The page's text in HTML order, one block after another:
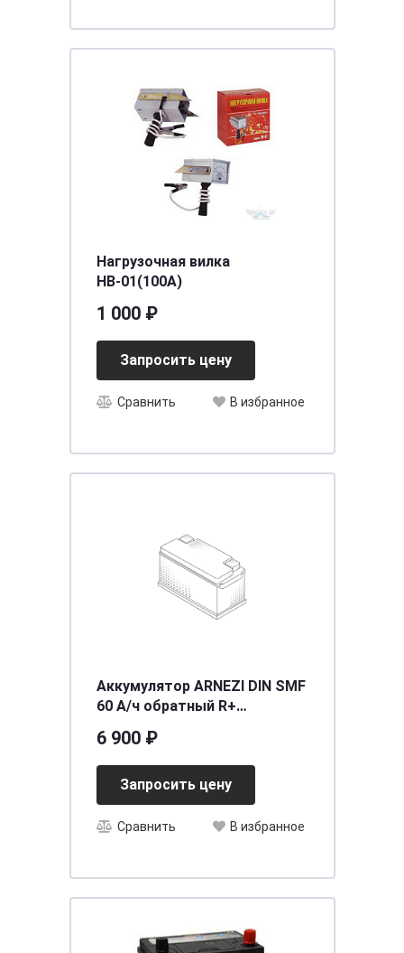
Нагрузочная вилка
НВ-01(100А)
1 000 ₽
Запросить цену
Сравнить В избранное
Аккумулятор ARNEZI DIN SMF
60 А/ч обратный R+
6 900 ₽
Запросить цену
Сравнить В избранное